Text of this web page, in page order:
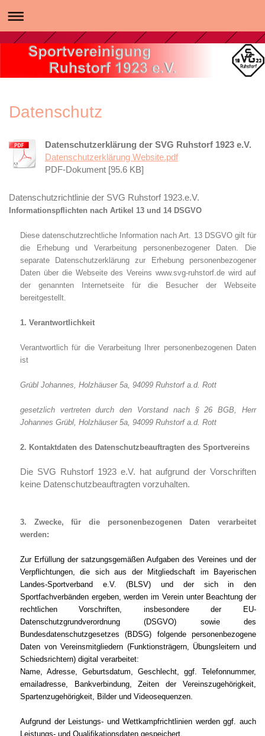
Datenschutz
Datenschutzerklärung der SVG Ruhstorf 1923 e.V.
Datenschutzerklärung Website.pdf
PDF-Dokument [95.6 KB]
Datenschutzrichtlinie der SVG Ruhstorf 1923.e.V.
Informationspflichten nach Artikel 13 und 14 DSGVO
Diese datenschutzrechtliche Information nach Art. 13 DSGVO gilt für
die Erhebung und Verarbeitung personenbezogener Daten. Die
separate Datenschutzerklärung zur Erhebung personenbezogener
Daten über die Webseite des Vereins www.svg-ruhstorf.de wird auf
der genannten Internetseite für die Besucher der Webseite
bereitgestellt.
1. Verantwortlichkeit
Verantwortlich für die Verarbeitung Ihrer personenbezogenen Daten
ist
Grübl Johannes, Holzhäuser 5a, 94099 Ruhstorf a.d. Rott
gesetzlich vertreten durch den Vorstand nach § 26 BGB, Herr
Johannes Grübl, Holzhäuser 5a, 94099 Ruhstorf a.d. Rott
2. Kontaktdaten des Datenschutzbeauftragten des Sportvereins
Die SVG Ruhstorf 1923 e.V. hat aufgrund der Vorschriften
keine Datenschutzbeauftragten vorzuhalten.
3. Zwecke, für die personenbezogenen Daten verarbeitet
werden:
Zur Erfüllung der satzungsgemäßen Aufgaben des Vereines und der
Verpflichtungen, die sich aus der Mitgliedschaft im Bayerischen
Landes-Sportverband e.V. (BLSV) und der sich in den
Sportfachverbänden ergeben, werden im Verein unter Beachtung der
rechtlichen Vorschriften, insbesondere der EU-
Datenschutzgrundverordnung (DSGVO) sowie des
Bundesdatenschutzgesetzes (BDSG) folgende personenbezogene
Daten von Vereinsmitgliedern (Funktionsträgern, Übungsleitern und
Schiedsrichtern) digital verarbeitet:
Name, Adresse, Geburtsdatum, Geschlecht, ggf. Telefonnummer,
emailadresse, Bankverbindung, Zeiten der Vereinszugehörigkeit,
Spartenzugehörigkeit, Bilder und Videosequenzen.
Aufgrund der Leistungs- und Wettkampfrichtlinien werden ggf. auch
Leistungs- und Qualifikationsdaten gespeichert.